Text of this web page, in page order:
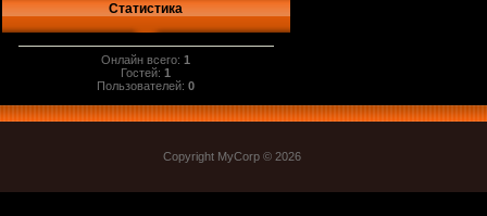
Статистика
Онлайн всего:1
Гостей:1
Пользователей:0
Copyright MyCorp © 2026